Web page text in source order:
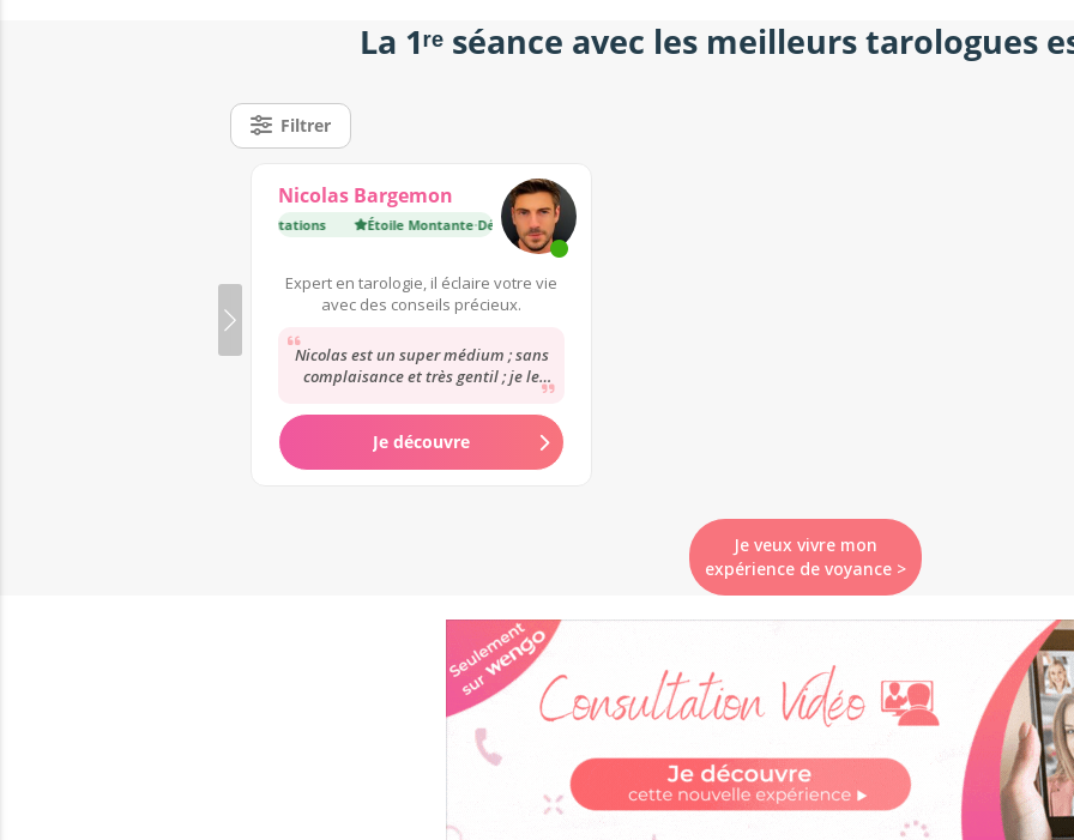
La 1ʳᵉ séance avec les meilleurs tarologues
Filtrer
Nicolas Bargemon
Déjà 4 300 consultations Étoile Montante·Déjà 4 300 consultations
Expert en tarologie, il éclaire votre vie
avec des conseils précieux.
Nicolas est un super médium ; sans
complaisance et très gentil ; je le
pour...
Je découvre
Je veux vivre mon
expérience de voyance >